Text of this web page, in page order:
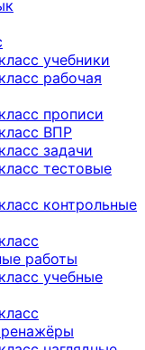
учебники
рабочая
прописи
ВПР
задачи
тестовые
контрольные
работы
учебные